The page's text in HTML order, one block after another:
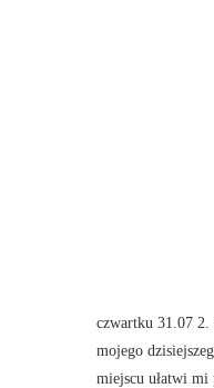
czwartku 31.07 2.
mojego
miejscu ułatwi mi